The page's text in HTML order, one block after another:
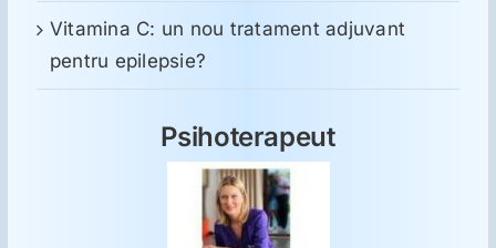
Vitamina C: un nou tratament adjuvant
pentru epilepsie?
Psihoterapeut